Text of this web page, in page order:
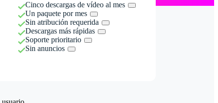
Cinco descargas de vídeo al mes
Un paquete por mes
Sin atribución requerida
Descargas más rápidas
Soporte prioritario
Sin anuncios